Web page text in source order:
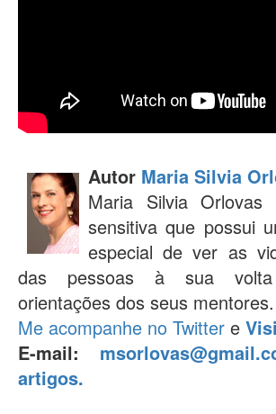
Autor Maria Silvia
Maria Silvia
sensitiva que possui
especial de ver as
das pessoas à sua
orientações dos seus mentores.
Me acompanhe no Twitter e
E-mail:
artigos.